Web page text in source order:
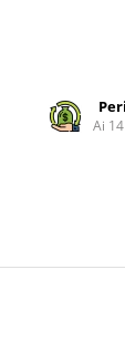
Facebook
Ai